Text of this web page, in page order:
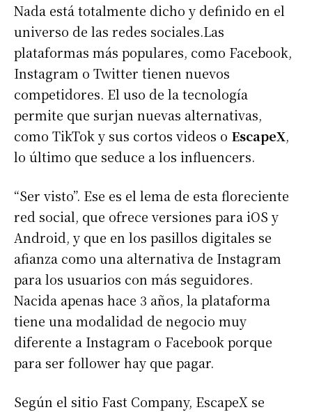
Nada está totalmente dicho y definido en el
universo de las redes sociales.Las
plataformas más populares, como Facebook,
Instagram o Twitter tienen nuevos
competidores. El uso de la tecnología
permite que surjan nuevas alternativas,
como TikTok y sus cortos videos o EscapeX,
lo último que seduce a los influencers.
“Ser visto”. Ese es el lema de esta floreciente
red social, que ofrece versiones para iOS y
Android, y que en los pasillos digitales se
afianza como una alternativa de Instagram
para los usuarios con más seguidores.
Nacida apenas hace 3 años, la plataforma
tiene una modalidad de negocio muy
diferente a Instagram o Facebook porque
para ser follower hay que pagar.
Según el sitio Fast Company, EscapeX se